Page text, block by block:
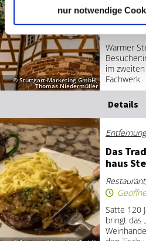
nur notwendige
© Stuttgart-Marketing GmbH,
Thomas Niedermüller
Warmer
im
Fachwerk.
Details
Das
haus
Satte 120
bringt das